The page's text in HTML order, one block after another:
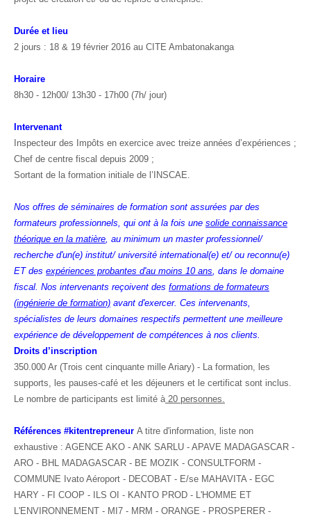
Durée et lieu
2 jours : 18 & 19 février 2016 au CITE Ambatonakanga
Horaire
8h30 - 12h00/ 13h30 - 17h00 (7h/ jour)
Intervenant
Inspecteur des Impôts en exercice avec treize années d’expériences ;
Chef de centre fiscal depuis 2009 ;
Sortant de la formation initiale de l’INSCAE.
Nos offres de séminaires de formation sont assurées par des
formateurs professionnels, qui ont à la fois une solide connaissance
théorique en la matière, au minimum un master professionnel/
recherche d'un(e) institut/ université international(e) et/ ou reconnu(e)
ET des expériences probantes d'au moins 10 ans, dans le domaine
fiscal. Nos intervenants reçoivent des formations de formateurs
(ingénierie de formation) avant d'exercer. Ces intervenants,
spécialistes de leurs domaines respectifs permettent une meilleure
expérience de développement de compétences à nos clients.
Droits d’inscription
350.000 Ar (Trois cent cinquante mille Ariary) - La formation, les
supports, les pauses-café et les déjeuners et le certificat sont inclus.
Le nombre de participants est limité à20 personnes.
Références #kitentrepreneur A titre d'information, liste non
exhaustive : AGENCE AKO - ANK SARLU - APAVE MADAGASCAR -
ARO - BHL MADAGASCAR - BE MOZIK - CONSULTFORM -
COMMUNE Ivato Aéroport - DECOBAT - E/se MAHAVITA - EGC
HARY - FI COOP - ILS OI - KANTO PROD - L'HOMME ET
L'ENVIRONNEMENT - MI7 - MRM - ORANGE - PROSPERER -